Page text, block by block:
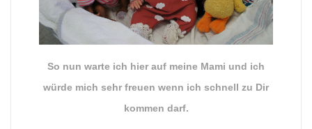
So nun warte ich hier auf meine Mami und ich
würde mich sehr freuen wenn ich schnell zu Dir
kommen darf.